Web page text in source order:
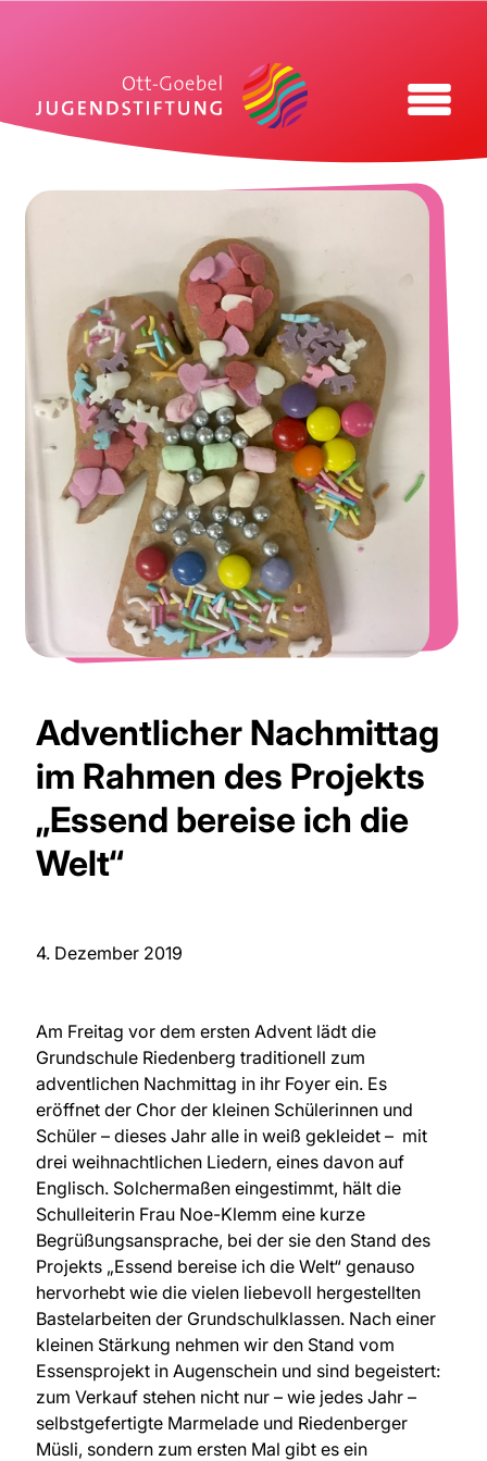
Adventlicher Nachmittag
im Rahmen des Projekts
„Essend bereise ich die
Welt“
4. Dezember 2019
Am Freitag vor dem ersten Advent lädt die
Grundschule Riedenberg traditionell zum
adventlichen Nachmittag in ihr Foyer ein. Es
eröffnet der Chor der kleinen Schülerinnen und
Schüler – dieses Jahr alle in weiß gekleidet – mit
drei weihnachtlichen Liedern, eines davon auf
Englisch. Solchermaßen eingestimmt, hält die
Schulleiterin Frau Noe-Klemm eine kurze
Begrüßungsansprache, bei der sie den Stand des
Projekts „Essend bereise ich die Welt“ genauso
hervorhebt wie die vielen liebevoll hergestellten
Bastelarbeiten der Grundschulklassen. Nach einer
kleinen Stärkung nehmen wir den Stand vom
Essensprojekt in Augenschein und sind begeistert:
zum Verkauf stehen nicht nur – wie jedes Jahr –
selbstgefertigte Marmelade und Riedenberger
Müsli, sondern zum ersten Mal gibt es ein